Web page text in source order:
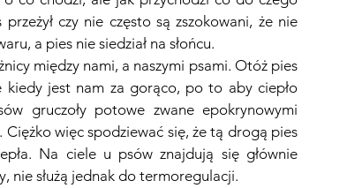
czy nie często są zszokowani, że nie
a pies nie siedział na słońcu.
między nami, a naszymi psami. Otóż pies
jest nam za gorąco, po to aby ciepło
gruczoły potowe zwane epokrynowymi
więc spodziewać się, że tą drogą pies
Na ciele u psów znajdują się głównie
nie służą jednak do termoregulacji.